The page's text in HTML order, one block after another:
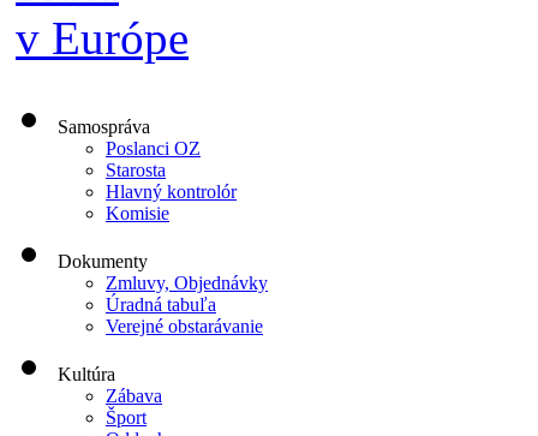
Samospráva
Poslanci OZ
Starosta
Hlavný kontrolór
Komisie
Dokumenty
Zmluvy, Objednávky
Úradná tabuľa
Verejné obstarávanie
Kultúra
Zábava
Šport